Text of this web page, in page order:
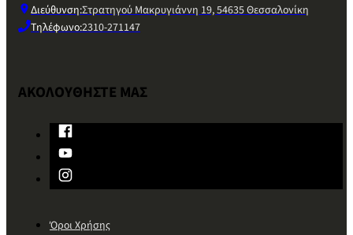
Διεύθυνση:Στρατηγού Μακρυγιάννη 19, 54635 Θεσσαλονίκη
Τηλέφωνο:2310-271147
ΑΚΟΛΟΥΘΗΣΤΕ ΜΑΣ
Όροι Χρήσης